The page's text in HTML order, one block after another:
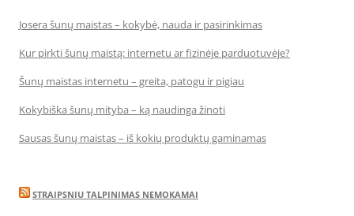
Josera šunų maistas – kokybė, nauda ir pasirinkimas
Kur pirkti šunų maistą: internetu ar fizinėje parduotuvėje?
Šunų maistas internetu – greita, patogu ir pigiau
Kokybiška šunų mityba – ką naudinga žinoti
Sausas šunų maistas – iš kokių produktų gaminamas
STRAIPSNIU TALPINIMAS NEMOKAMAI